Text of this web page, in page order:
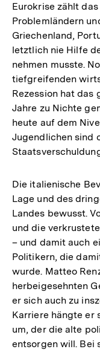
Eurokrise zählt
Problemländern
Griechenland,
letztlich nie Hilfe
nehmen musste.
tiefgreifenden
Rezession hat das
Jahre zu Nichte
heute auf dem
Jugendlichen sind
Die italienische
Lage und des
Landes bewusst.
und die
– und damit auch
Politikern, die
wurde. Matteo
herbeigesehnten
er sich auch zu
Karriere hängte er
um, der die alte
entsorgen will. Bei